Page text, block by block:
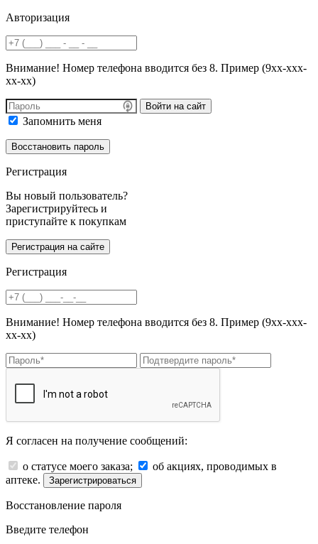
Авторизация
Внимание! Номер телефона вводится без 8. Пример (9хх-ххх-
хх-хх)
Войти на сайт
Запомнить меня
Регистрация
Вы новый пользователь?
Зарегистрируйтесь и
приступайте к покупкам
Регистрация
Внимание! Номер телефона вводится без 8. Пример (9хх-ххх-
хх-хх)
Я согласен на получение сообщений:
о статусе моего заказа;
об акциях, проводимых в
аптеке.
Зарегистрироваться
Восстановление пароля
Введите телефон